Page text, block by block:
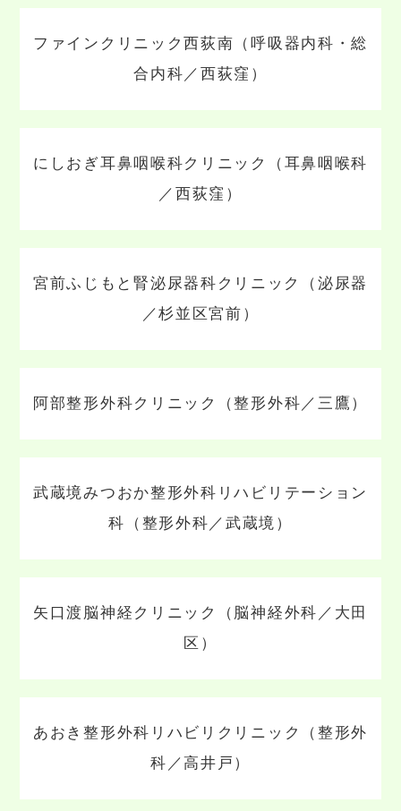
ファインクリニック西荻南（呼吸器内科・総
合内科／西荻窪）
にしおぎ耳鼻咽喉科クリニック（耳鼻咽喉科
／西荻窪）
宮前ふじもと腎泌尿器科クリニック（泌尿器
／杉並区宮前）
阿部整形外科クリニック（整形外科／三鷹）
武蔵境みつおか整形外科リハビリテーション
科（整形外科／武蔵境）
矢口渡脳神経クリニック（脳神経外科／大田
区）
あおき整形外科リハビリクリニック（整形外
科／高井戸）